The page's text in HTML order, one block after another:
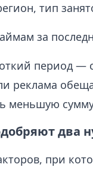
тип
за
период —
реклама
меньшую
два
при